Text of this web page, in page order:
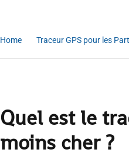
Home Traceur GPS pour les
Quel est le
moins cher ?